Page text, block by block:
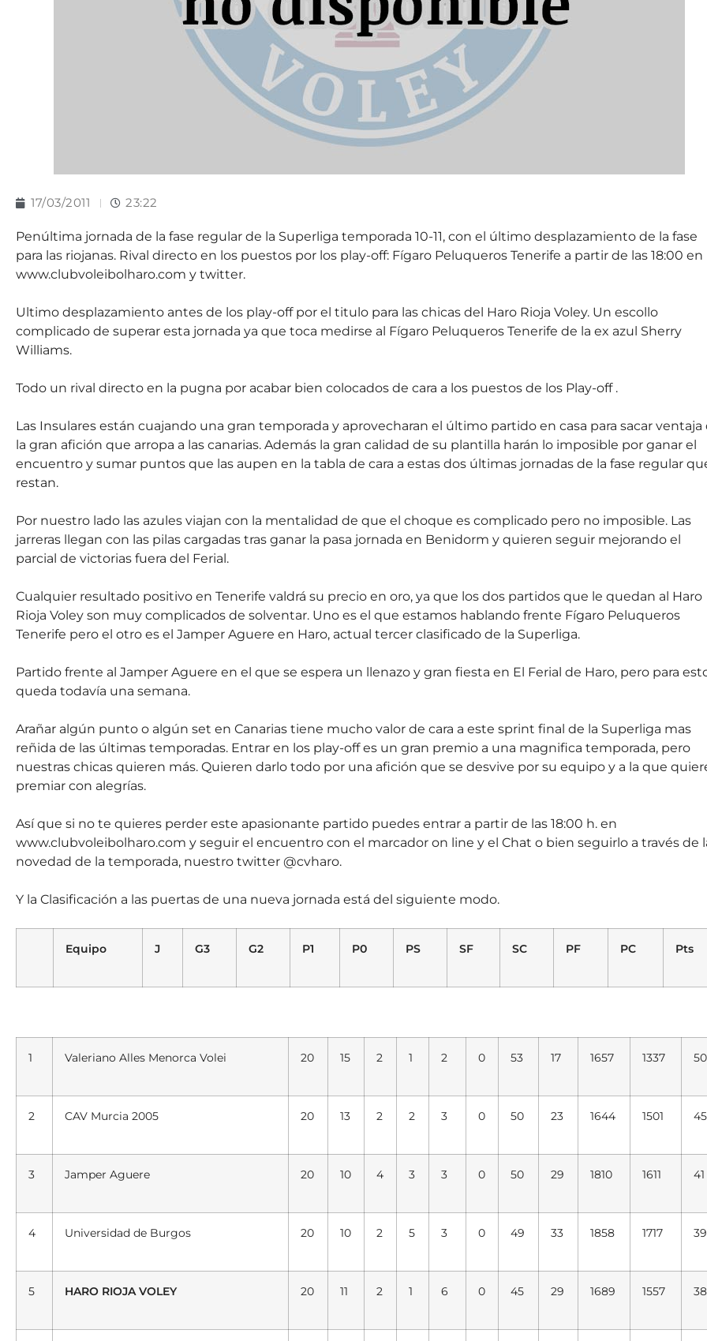
17/03/2011 23:22
Penúltima jornada de la fase regular de la Superliga temporada 10-11, con el último desplazamiento de la fase
para las riojanas. Rival directo en los puestos por los play-off: Fígaro Peluqueros Tenerife a partir de las 18:00 en
www.clubvoleibolharo.com y twitter.
Ultimo desplazamiento antes de los play-off por el titulo para las chicas del Haro Rioja Voley. Un escollo
complicado de superar esta jornada ya que toca medirse al Fígaro Peluqueros Tenerife de la ex azul Sherry
Williams.
Todo un rival directo en la pugna por acabar bien colocados de cara a los puestos de los Play-off .
Las Insulares están cuajando una gran temporada y aprovecharan el último partido en casa para sacar ventaja
la gran afición que arropa a las canarias. Además la gran calidad de su plantilla harán lo imposible por ganar el
encuentro y sumar puntos que las aupen en la tabla de cara a estas dos últimas jornadas de la fase regular
restan.
Por nuestro lado las azules viajan con la mentalidad de que el choque es complicado pero no imposible. Las
jarreras llegan con las pilas cargadas tras ganar la pasa jornada en Benidorm y quieren seguir mejorando el
parcial de victorias fuera del Ferial.
Cualquier resultado positivo en Tenerife valdrá su precio en oro, ya que los dos partidos que le quedan al Haro
Rioja Voley son muy complicados de solventar. Uno es el que estamos hablando frente Fígaro Peluqueros
Tenerife pero el otro es el Jamper Aguere en Haro, actual tercer clasificado de la Superliga.
Partido frente al Jamper Aguere en el que se espera un llenazo y gran fiesta en El Ferial de Haro, pero para
queda todavía una semana.
Arañar algún punto o algún set en Canarias tiene mucho valor de cara a este sprint final de la Superliga mas
reñida de las últimas temporadas. Entrar en los play-off es un gran premio a una magnifica temporada, pero
nuestras chicas quieren más. Quieren darlo todo por una afición que se desvive por su equipo y a la que
premiar con alegrías.
Así que si no te quieres perder este apasionante partido puedes entrar a partir de las 18:00 h. en
www.clubvoleibolharo.com y seguir el encuentro con el marcador on line y el Chat o bien seguirlo a través de
novedad de la temporada, nuestro twitter @cvharo.
Y la Clasificación a las puertas de una nueva jornada está del siguiente modo.
Equipo J G3 G2 P1 P0 PS SF SC PF PC Pts
1 Valeriano Alles Menorca Volei 20 15 2 1 2 0 53 17 1657 1337 50
2 CAV Murcia 2005 20 13 2 2 3 0 50 23 1644 1501 45
3 Jamper Aguere 20 10 4 3 3 0 50 29 1810 1611 41
4 Universidad de Burgos 20 10 2 5 3 0 49 33 1858 1717 39
5 HARO RIOJA VOLEY 20 11 2 1 6 0 45 29 1689 1557 38